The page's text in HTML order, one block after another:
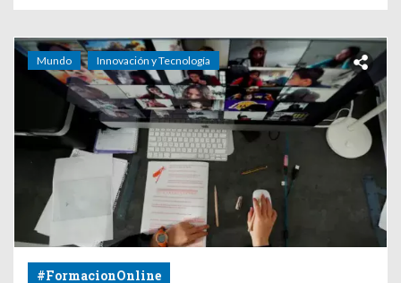
Mundo Innovación y Tecnología
#FormacionOnline